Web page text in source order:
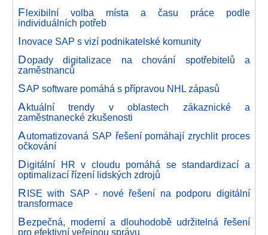
Flexibilní volba místa a času práce podle
individuálních potřeb
Inovace SAP s vizí podnikatelské komunity
Dopady digitalizace na chování spotřebitelů a
zaměstnanců
SAP software pomáhá s přípravou NHL zápasů
Aktuální trendy v oblastech zákaznické a
zaměstnanecké zkušenosti
Automatizovaná SAP řešení pomáhají zrychlit proces
očkování
Digitální HR v cloudu pomáhá se standardizací a
optimalizací řízení lidských zdrojů
RISE with SAP - nové řešení na podporu digitální
transformace
Bezpečná, moderní a dlouhodobě udržitelná řešení
pro efektivní veřejnou správu